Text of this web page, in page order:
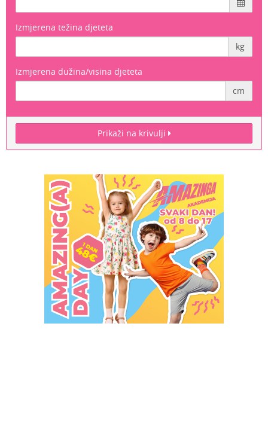
Izmjerena težina djeteta
kg
Izmjerena dužina/visina djeteta
cm
Prikaži na krivulji